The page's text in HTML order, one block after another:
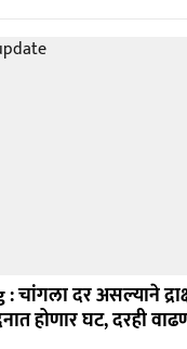
दर असल्याने
होणार घट, दरही